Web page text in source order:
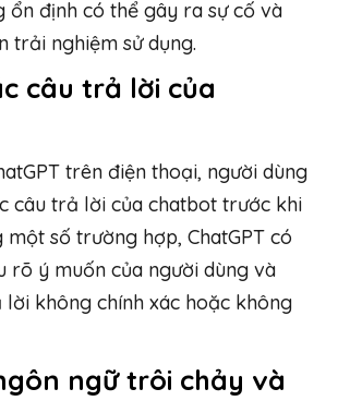
ổn định có thể gây ra sự cố và
trải nghiệm sử dụng.
câu trả lời của
trên điện thoại, người dùng
câu trả lời của chatbot trước khi
một số trường hợp, ChatGPT có
rõ ý muốn của người dùng và
không chính xác hoặc không
ngữ trôi chảy và